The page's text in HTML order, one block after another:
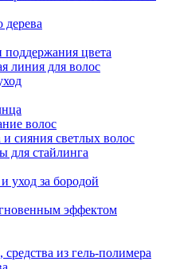
цвета
линия для волос
волос
сияния светлых волос
для стайлинга
уход за бородой
эффектом
из гель-полимера